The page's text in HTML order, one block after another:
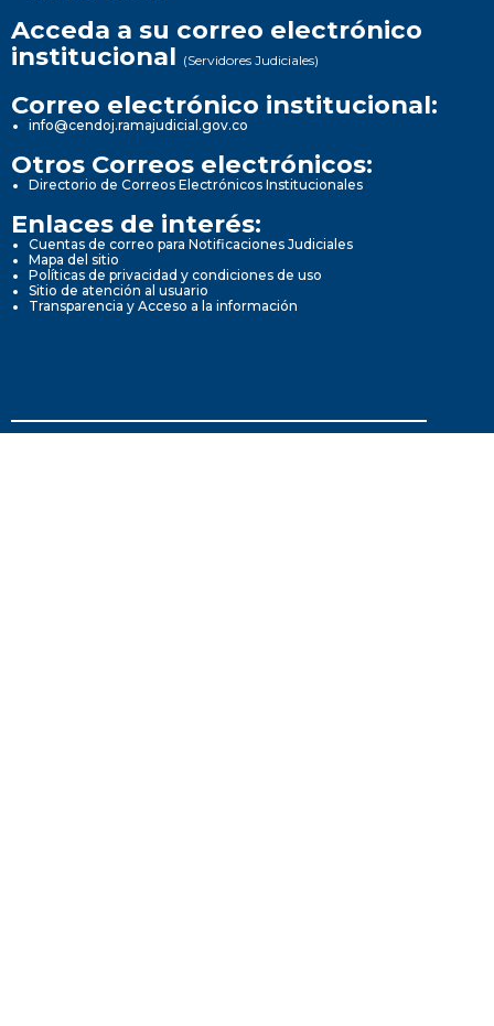
Acceda a su correo electrónico
institucional (Servidores Judiciales)
Correo electrónico institucional:
info@cendoj.ramajudicial.gov.co
Otros Correos electrónicos:
Directorio de Correos Electrónicos Institucionales
Enlaces de interés:
Cuentas de correo para Notificaciones Judiciales
Mapa del sitio
Políticas de privacidad y condiciones de uso
Sitio de atención al usuario
Transparencia y Acceso a la información